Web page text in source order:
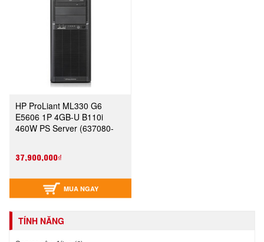
HP ProLiant ML330 G6
E5606 1P 4GB-U B110i
460W PS Server (637080-
37,900,000₫
MUA NGAY
TÍNH NĂNG